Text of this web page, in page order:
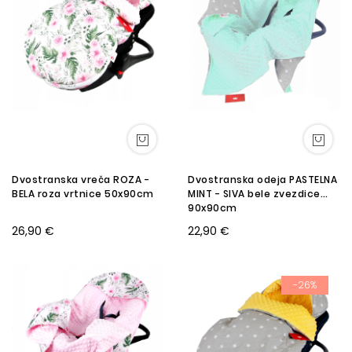
Dvostranska vreča ROZA -
BELA roza vrtnice 50x90cm
26,90 €
Dvostranska odeja PASTELNA
MINT - SIVA bele zvezdice
90x90cm
22,90 €
-26%